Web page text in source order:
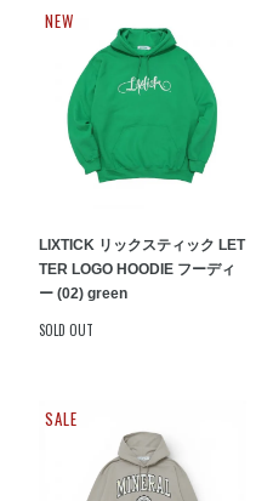
NEW
LIXTICK リックスティック LET
TER LOGO HOODIE フーディ
ー (02) green
SOLD OUT
SALE